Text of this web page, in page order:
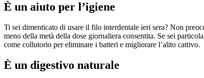
È un aiuto per l’igiene
Ti sei dimenticato di usare il filo interdentale ieri sera? Non
meno della metà della dose giornaliera consentita. Se sei
come collutorio per eliminare i batteri e migliorare l’alito cattivo.
È un digestivo naturale